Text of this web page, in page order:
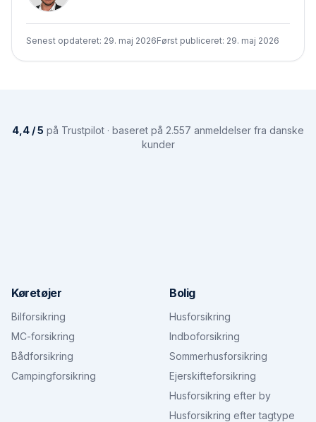
Senest opdateret: 29. maj 2026Først publiceret: 29. maj 2026
4,4 / 5 på Trustpilot · baseret på 2.557 anmeldelser fra danske
kunder
Køretøjer
Bilforsikring
MC-forsikring
Bådforsikring
Campingforsikring
Bolig
Husforsikring
Indboforsikring
Sommerhusforsikring
Ejerskifteforsikring
Husforsikring efter by
Husforsikring efter tagtype